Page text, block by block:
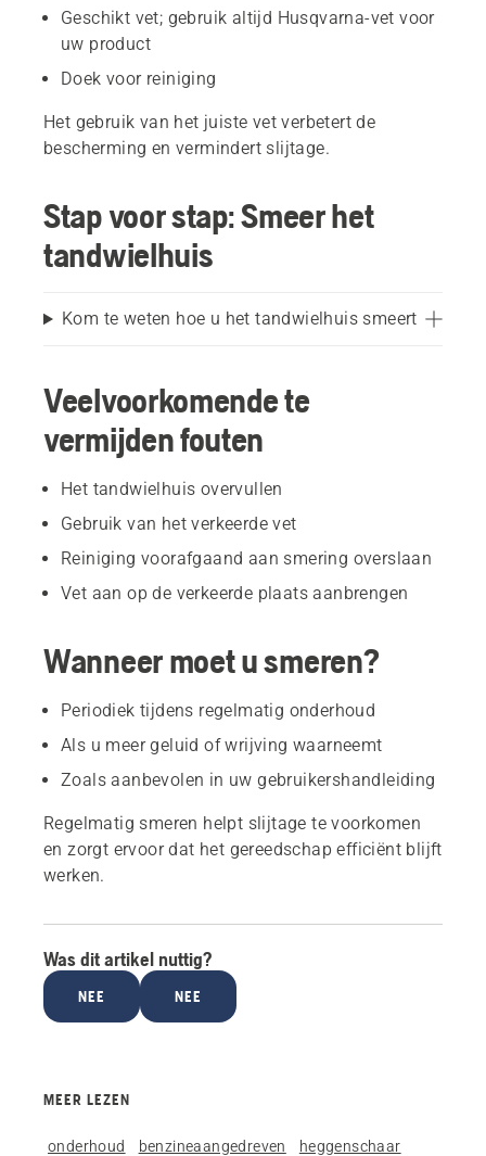
Geschikt vet; gebruik altijd Husqvarna-vet voor
uw product
Doek voor reiniging
Het gebruik van het juiste vet verbetert de
bescherming en vermindert slijtage.
Stap voor stap: Smeer het
tandwielhuis
Kom te weten hoe u het tandwielhuis smeert
Veelvoorkomende te
vermijden fouten
Het tandwielhuis overvullen
Gebruik van het verkeerde vet
Reiniging voorafgaand aan smering overslaan
Vet aan op de verkeerde plaats aanbrengen
Wanneer moet u smeren?
Periodiek tijdens regelmatig onderhoud
Als u meer geluid of wrijving waarneemt
Zoals aanbevolen in uw gebruikershandleiding
Regelmatig smeren helpt slijtage te voorkomen
en zorgt ervoor dat het gereedschap efficiënt blijft
werken.
Was dit artikel nuttig?
NEE NEE
MEER LEZEN
onderhoud benzineaangedreven
heggenschaar